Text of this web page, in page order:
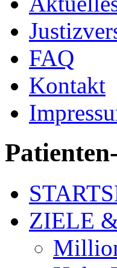
FAQ
Kontakt
ZIELE